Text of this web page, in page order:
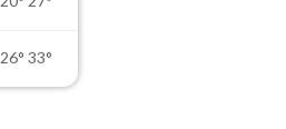
26° 33°